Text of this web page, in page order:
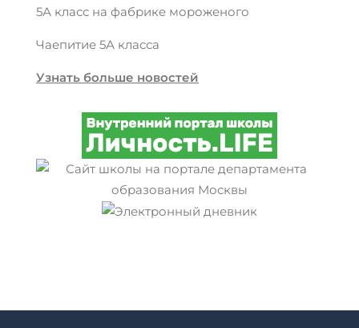
5А класс на фабрике мороженого
Чаепитие 5А класса
Узнать больше новостей